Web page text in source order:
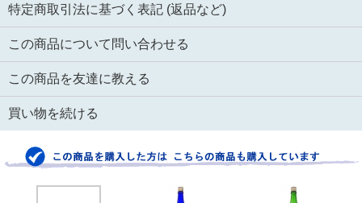
特定商取引法に基づく表記 (返品など)
この商品について問い合わせる
この商品を友達に教える
買い物を続ける